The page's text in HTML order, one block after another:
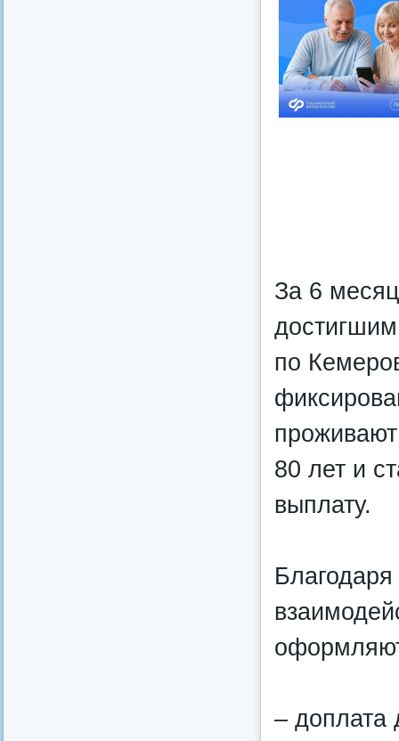
За 6
по
80 лет и
выплату.
– доплата